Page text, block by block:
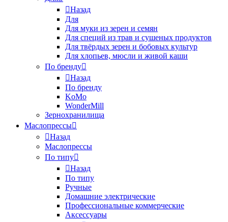
Назад
Для
Для муки из зерен и семян
Для специй из трав и сушеных продуктов
Для твёрдых зерен и бобовых культур
Для хлопьев, мюсли и живой каши
По бренду
Назад
По бренду
KoMo
WonderMill
Зернохранилища
Маслопрессы
Назад
Маслопрессы
По типу
Назад
По типу
Ручные
Домашние электрические
Профессиональные коммерческие
Аксессуары